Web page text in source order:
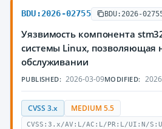
BDU:2026-02755 BDU:2026-
Уязвимость компонента
системы Linux, позволяющая
обслуживании
PUBLISHED: 2026-03-09MODIFIED:
CVSS 3.x MEDIUM 5.5
CVSS:3.x/AV:L/AC:L/PR:L/UI:N/